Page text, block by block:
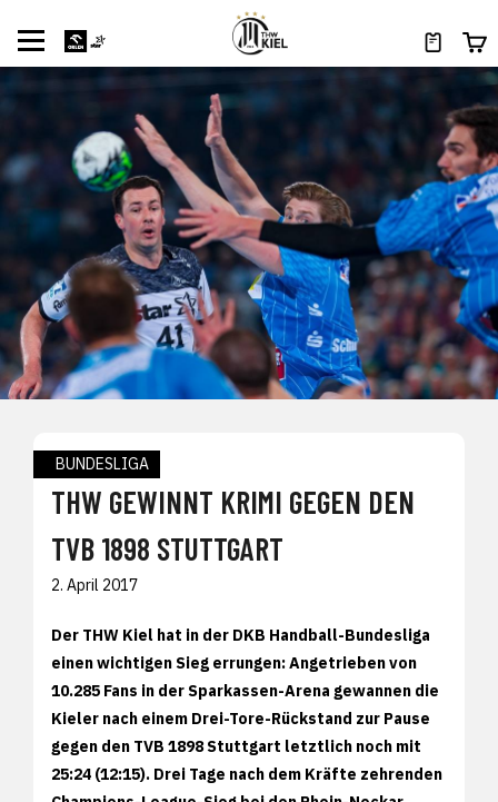
BUNDESLIGA
THW GEWINNT KRIMI GEGEN DEN
TVB 1898 STUTTGART
2. April 2017
Der THW Kiel hat in der DKB Handball-Bundesliga
einen wichtigen Sieg errungen: Angetrieben von
10.285 Fans in der Sparkassen-Arena gewannen die
Kieler nach einem Drei-Tore-Rückstand zur Pause
gegen den TVB 1898 Stuttgart letztlich noch mit
25:24 (12:15). Drei Tage nach dem Kräfte zehrenden